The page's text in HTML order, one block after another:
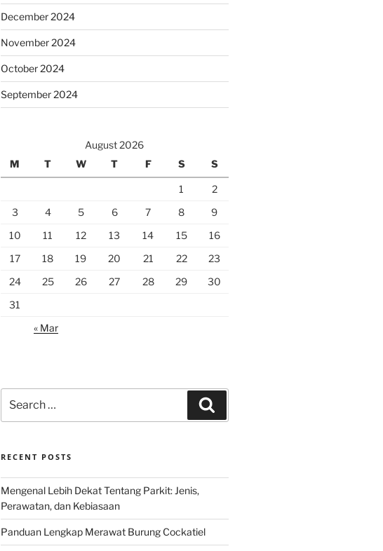
December 2024
November 2024
October 2024
September 2024
August 2026
M
T W T F S S
1
2
3
4 5 6 7 8
9
10
11 12 13 14 15
16
17
18 19 20 21 22
23
24
25 26 27 28 29
30
31
« Mar
for:
RECENT POSTS
Mengenal Lebih Dekat Tentang Parkit: Jenis,
Perawatan, dan Kebiasaan
Panduan Lengkap Merawat Burung Cockatiel